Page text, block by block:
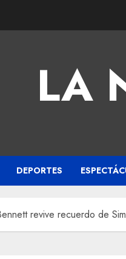
LA
DEPORTES
revive recuerdo de